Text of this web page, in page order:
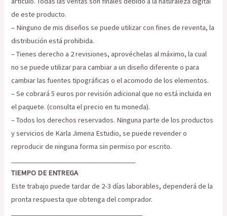
de este producto.
– Ninguno de mis diseños se puede utilizar con fines de reventa, la
distribución está prohibida.
– Tienes derecho a 2 revisiones, aprovéchelas al máximo, la cual
no se puede utilizar para cambiar a un diseño diferente o para
cambiar las fuentes tipográficas o el acomodo de los elementos.
– Se cobrará 5 euros por revisión adicional que no está incluida en
el paquete. (consulta el precio en tu moneda).
– Todos los derechos reservados. Ninguna parte de los productos
y servicios de Karla Jimena Estudio, se puede revender o
reproducir de ninguna forma sin permiso por escrito.
TIEMPO DE ENTREGA
Este trabajo puede tardar de 2-3 días laborables, dependerá de la
pronta respuesta que obtenga del comprador.